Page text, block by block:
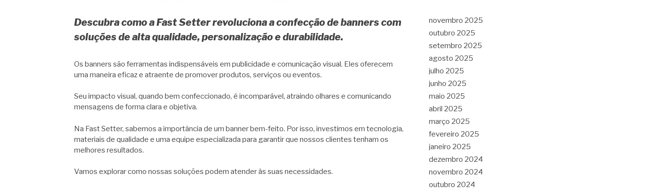
Descubra como a Fast Setter revoluciona a confecção de banners com
soluções de alta qualidade, personalização e durabilidade.
Os banners são ferramentas indispensáveis em publicidade e comunicação visual. Eles oferecem
uma maneira eficaz e atraente de promover produtos, serviços ou eventos.
Seu impacto visual, quando bem confeccionado, é incomparável, atraindo olhares e comunicando
mensagens de forma clara e objetiva.
Na Fast Setter, sabemos a importância de um banner bem-feito. Por isso, investimos em tecnologia,
materiais de qualidade e uma equipe especializada para garantir que nossos clientes tenham os
melhores resultados.
Vamos explorar como nossas soluções podem atender às suas necessidades.
novembro 2025
outubro 2025
setembro 2025
agosto 2025
julho 2025
junho 2025
maio 2025
abril 2025
março 2025
fevereiro 2025
janeiro 2025
dezembro 2024
novembro 2024
outubro 2024